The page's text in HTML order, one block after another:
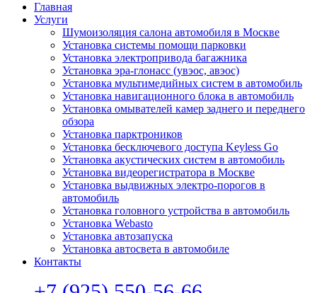
Главная
Услуги
Шумоизоляция салона автомобиля в Москве
Установка системы помощи парковки
Установка электропривода багажника
Установка эра-глонасс (увэос, авэос)
Установка мультимедийных систем в автомобиль
Установка навигационного блока в автомобиль
Установка омывателей камер заднего и переднего
обзора
Установка парктроников
Установка бесключевого доступа Keyless Go
Установка акустических систем в автомобиль
Установка видеорегистратора в Москве
Установка выдвижных электро-порогов в
автомобиль
Установка головного устройства в автомобиль
Установка Webasto
Установка автозапуска
Установка автосвета в автомобиле
Контакты